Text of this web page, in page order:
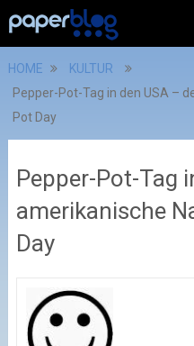
HOME
KULTUR
Pepper-Pot-Tag in den USA –
Pot Day
Pepper-Pot-Tag
amerikanische
Day